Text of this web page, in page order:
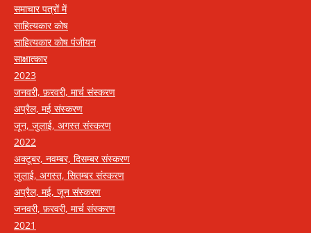
समाचार पत्रों में
साहित्यकार कोष
साहित्यकार कोष पंजीयन
साक्षात्कार
2023
जनवरी, फ़रवरी, मार्च संस्करण
अप्रैल, मई संस्करण
जून, जुलाई, अगस्त संस्करण
2022
अक्टूबर, नवम्बर, दिसम्बर संस्करण
जुलाई, अगस्त, सितम्बर संस्करण
अप्रैल, मई, जून संस्करण
जनवरी, फ़रवरी, मार्च संस्करण
2021